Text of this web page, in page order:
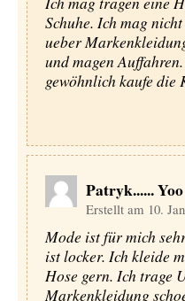
Schuhe. Ich mag
ueber
und magen
gewöhnlich kaufe
Patryk......
Erstellt am 10.
Mode ist für mich
ist locker. Ich kleide
Hose gern. Ich trage
Markenkleidung